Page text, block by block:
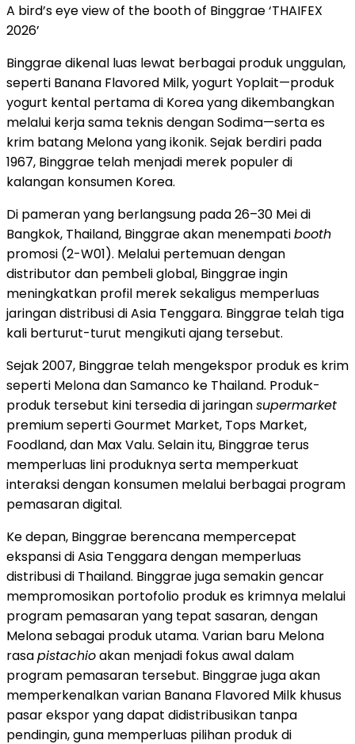
A bird’s eye view of the booth of Binggrae ‘THAIFEX
2026’
Binggrae dikenal luas lewat berbagai produk unggulan,
seperti Banana Flavored Milk, yogurt Yoplait—produk
yogurt kental pertama di Korea yang dikembangkan
melalui kerja sama teknis dengan Sodima—serta es
krim batang Melona yang ikonik. Sejak berdiri pada
1967, Binggrae telah menjadi merek populer di
kalangan konsumen Korea.
Di pameran yang berlangsung pada 26–30 Mei di
Bangkok, Thailand, Binggrae akan menempatibooth
promosi (2-W01). Melalui pertemuan dengan
distributor dan pembeli global, Binggrae ingin
meningkatkan profil merek sekaligus memperluas
jaringan distribusi di Asia Tenggara. Binggrae telah tiga
kali berturut-turut mengikuti ajang tersebut.
Sejak 2007, Binggrae telah mengekspor produk es krim
seperti Melona dan Samanco ke Thailand. Produk-
produk tersebut kini tersedia di jaringansupermarket
premium seperti Gourmet Market, Tops Market,
Foodland, dan Max Valu. Selain itu, Binggrae terus
memperluas lini produknya serta memperkuat
interaksi dengan konsumen melalui berbagai program
pemasaran digital.
Ke depan, Binggrae berencana mempercepat
ekspansi di Asia Tenggara dengan memperluas
distribusi di Thailand. Binggrae juga semakin gencar
mempromosikan portofolio produk es krimnya melalui
program pemasaran yang tepat sasaran, dengan
Melona sebagai produk utama. Varian baru Melona
rasapistachioakan menjadi fokus awal dalam
program pemasaran tersebut. Binggrae juga akan
memperkenalkan varian Banana Flavored Milk khusus
pasar ekspor yang dapat didistribusikan tanpa
pendingin, guna memperluas pilihan produk di